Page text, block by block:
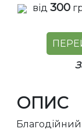
від 300
ОПИС